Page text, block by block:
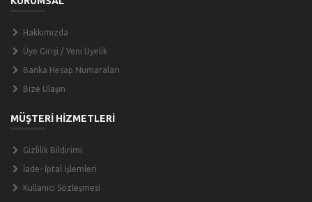
Hakkımızda
Üye Girişi / Yeni Üyelik
Banka Hesap Numaraları
Bize Ulaşın
MÜŞTERİ HİZMETLERİ
Gizlilik Bildirimi
İade- İptal İşlemleri
Kullanıcı Sözleşmesi